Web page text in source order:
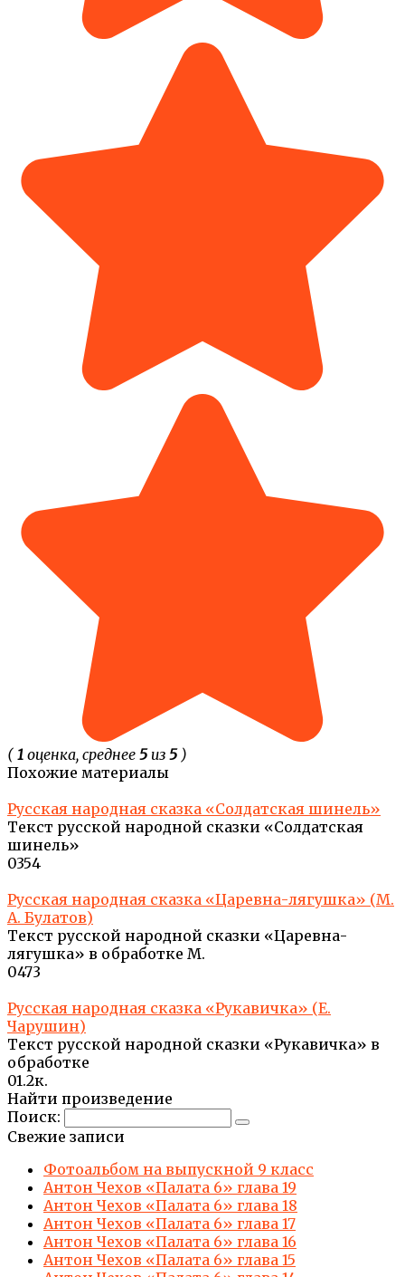
( 1 оценка, среднее 5из 5)
Похожие материалы
Русская народная сказка «Солдатская шинель»
Текст русской народной сказки «Солдатская
шинель»
0354
Русская народная сказка «Царевна-лягушка» (М.
А. Булатов)
Текст русской народной сказки «Царевна-
лягушка» в обработке М.
0473
Русская народная сказка «Рукавичка» (Е.
Чарушин)
Текст русской народной сказки «Рукавичка» в
обработке
01.2к.
Найти произведение
Поиск:
Свежие записи
Фотоальбом на выпускной 9 класс
Антон Чехов «Палата 6» глава 19
Антон Чехов «Палата 6» глава 18
Антон Чехов «Палата 6» глава 17
Антон Чехов «Палата 6» глава 16
Антон Чехов «Палата 6» глава 15